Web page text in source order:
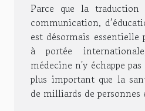
Parce que la
communication,
est désormais essentielle
à portée
médecine n'y échappe
plus important que la
de milliards de personnes